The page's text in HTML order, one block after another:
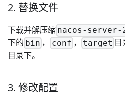
2. 替换文件
下载并解压缩 nacos-
下的 bin ， conf， target
目录下。
3. 修改配置